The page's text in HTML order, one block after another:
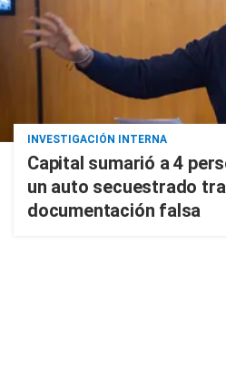
INVESTIGACIÓN INTERNA
Capital sumarió a 4
un auto secuestrado
documentación falsa